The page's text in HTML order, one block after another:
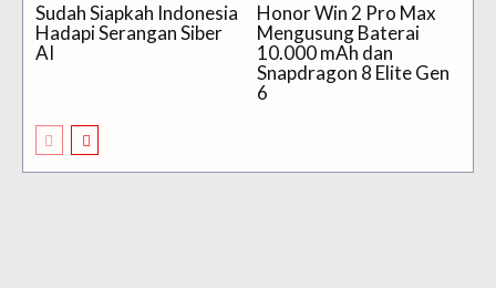
Sudah Siapkah Indonesia
Hadapi Serangan Siber
AI
Honor Win 2 Pro Max
Mengusung Baterai
10.000 mAh dan
Snapdragon 8 Elite Gen
6